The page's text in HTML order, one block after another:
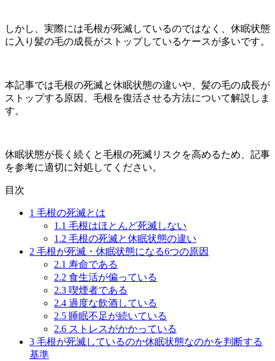
しかし、実際には毛根が死滅しているのではなく、休眠状態
に入り髪の毛の成長がストップしているケースが多いです。
本記事では毛根の死滅と休眠状態の違いや、髪の毛の成長が
ストップする原因、毛根を復活させる方法について解説しま
す。
休眠状態が長く続くと毛根の死滅リスクを高めるため、記事
を参考に適切に対処してください。
目次
1 毛根の死滅とは
1.1 毛根はほとんど死滅しない
1.2 毛根の死滅と休眠状態の違い
2 毛根が死滅・休眠状態になる6つの原因
2.1 寿命である
2.2 食生活が偏っている
2.3 喫煙者である
2.4 過度な飲酒している
2.5 睡眠不足が続いている
2.6 ストレスがかかっている
3 毛根が死滅しているのか休眠状態なのかを判断する
基準